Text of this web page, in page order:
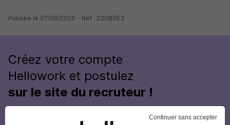
Publiée le 07/08/2026 - Réf : 2308053
Créez votre compte
Hellowork et postulez
sur le site du recruteur !
Continuer sans accepter